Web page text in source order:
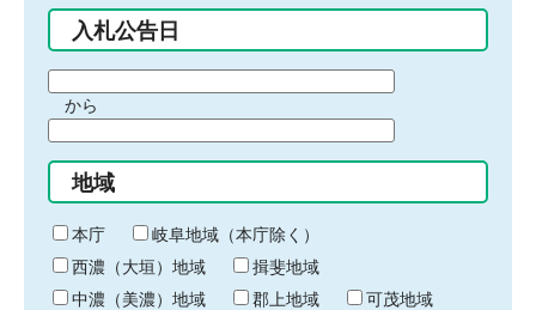
入札公告日
間
始
り
から
間
終
わ
り
地域
本庁
岐阜地域（本庁除く）
西濃（大垣）地域
揖斐地域
中濃（美濃）地域
郡上地域
可茂地域